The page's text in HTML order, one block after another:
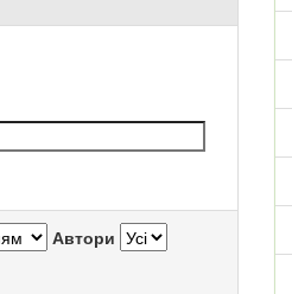
Автори